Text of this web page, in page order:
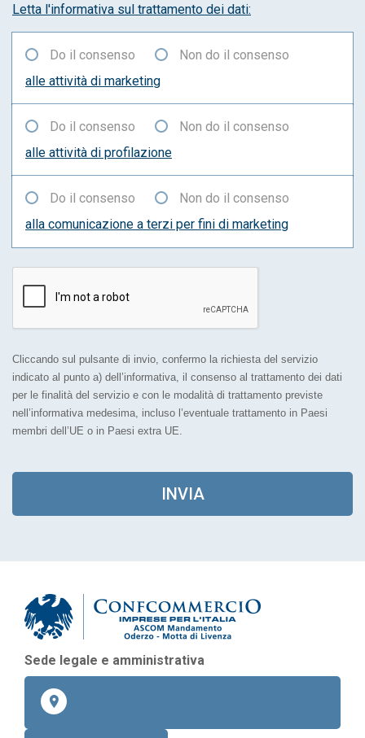
Letta l'informativa sul trattamento dei dati:
Do il consenso
Non do il consenso
alle attività di marketing
Do il consenso
Non do il consenso
alle attività di profilazione
Do il consenso
Non do il consenso
alla comunicazione a terzi per fini di marketing
Cliccando sul pulsante di invio, confermo la richiesta del servizio
indicato al punto a) dell’informativa, il consenso al trattamento dei dati
per le finalità del servizio e con le modalità di trattamento previste
nell’informativa medesima, incluso l’eventuale trattamento in Paesi
membri dell’UE o in Paesi extra UE.
INVIA
Sede legale e amministrativa